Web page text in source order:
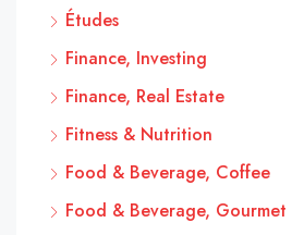
Études
Finance, Investing
Finance, Real Estate
Fitness & Nutrition
Food & Beverage, Coffee
Food & Beverage, Gourmet